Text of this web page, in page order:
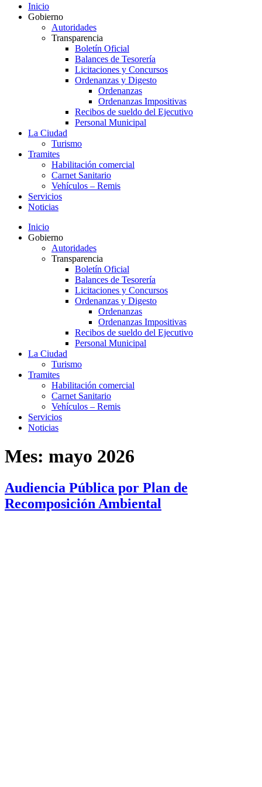
Inicio
Gobierno
Autoridades
Transparencia
Boletín Oficial
Balances de Tesorería
Licitaciones y Concursos
Ordenanzas y Digesto
Ordenanzas
Ordenanzas Impositivas
Recibos de sueldo del Ejecutivo
Personal Municipal
La Ciudad
Turismo
Tramites
Habilitación comercial
Carnet Sanitario
Vehículos – Remis
Servicios
Noticias
Inicio
Gobierno
Autoridades
Transparencia
Boletín Oficial
Balances de Tesorería
Licitaciones y Concursos
Ordenanzas y Digesto
Ordenanzas
Ordenanzas Impositivas
Recibos de sueldo del Ejecutivo
Personal Municipal
La Ciudad
Turismo
Tramites
Habilitación comercial
Carnet Sanitario
Vehículos – Remis
Servicios
Noticias
Mes: mayo 2026
Audiencia Pública por Plan de
Recomposición Ambiental